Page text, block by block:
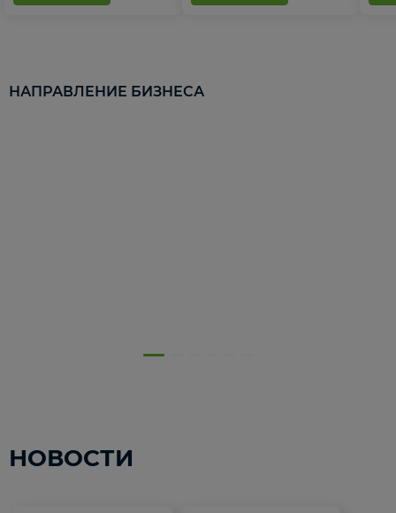
НАПРАВЛЕНИЕ БИЗНЕСА
НОВОСТИ